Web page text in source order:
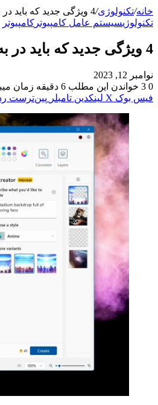
خانه/تکنولوژی/4 ویژگی جدید که باید در به‌روزرسانی عظیم 2023 ویندوز 11 امتحان کنید
تکنولوژیسیستم عامل کامپیوتر کامپیوتر
4 ویژگی جدید که باید در به‌روزرسانی عظیم 2023 ویندوز 11 امتحان کنید
نوامبر 12, 2023
0
خواندن این مطلب 6 دقیقه زمان میبرد
فیس بوک X لینکدین ‫تامبلر ‫پین‌ترست